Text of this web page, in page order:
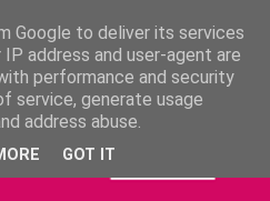
Google to deliver its services
address and user-agent are
performance and security
service, generate usage
address abuse.
GOT IT